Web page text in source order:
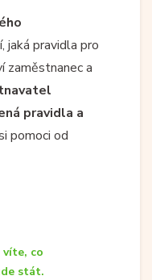
jaká pravidla pro
zaměstnanec a
pravidla a
pomoci od
víte, co
stát.